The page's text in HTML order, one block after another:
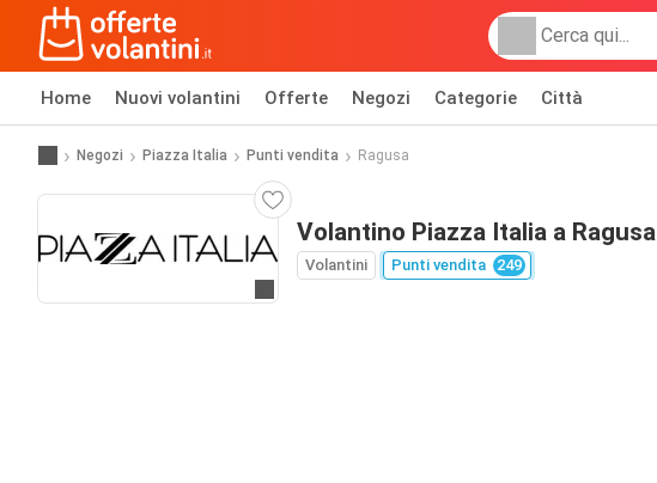
Home Nuovi volantini Offerte Negozi Categorie Città
Negozi Piazza Italia Punti vendita Ragusa
Volantino Piazza Italia a Ragusa
Volantini Punti vendita 249